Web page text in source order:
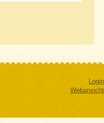
Login
Webansicht